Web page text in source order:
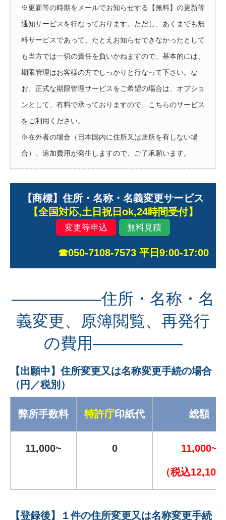
※更新等の時期をメールでお知らせする【無料】の更新等
通知サービスを行なっております。ただし、あくまでも無
料サービスであって、たとえお知らせできなかったとして
も当方では一切の責任を負いかねますので、基本的には、
期限管理はお客様の方でしっかりと行なって下さい。な
お、正式な期限管理サービスをご希望の場合は、オプショ
ンとして、有料で承っておりますので、こちらのサービス
をご利用ください。
※在外者の場合（日本国内に住所又は居所を有しない場
合）、追加費用が発生しますので、ご了承願います。
【商標】住所・名称・名義変更サービス
【全国対応,土日祝日ok,24時間受付】
変更等申込 無料見積
☎050-7108-7573 平日9:00-17:00
—————–住所・名称・名
義変更、原簿閲覧、再発行
の費用—————–
【出願中】住所変更又は名称変更手続の場合
（円／税別）
弊所手数料 特許庁印紙代 総額
11,000~ 0 11,000~
（税込
【登録後】１件の住所変更又は名称変更手続